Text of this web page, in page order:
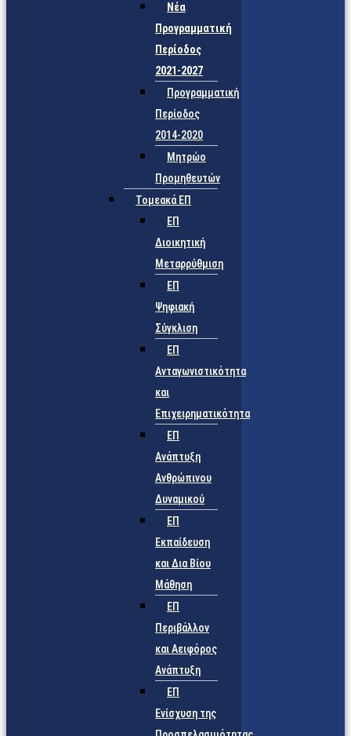
Νέα
Προγραμματική
Περίοδος
2021-2027
Προγραμματική
Περίοδος
2014-2020
Μητρώο
Προμηθευτών
Τομεακά ΕΠ
ΕΠ
Διοικητική
Μεταρρύθμιση
ΕΠ
Ψηφιακή
Σύγκλιση
ΕΠ
Ανταγωνιστικότητα
και
Επιχειρηματικότητα
ΕΠ
Ανάπτυξη
Ανθρώπινου
Δυναμικού
ΕΠ
Εκπαίδευση
και Δια Βίου
Μάθηση
ΕΠ
Περιβάλλον
και Αειφόρος
Ανάπτυξη
ΕΠ
Ενίσχυση της